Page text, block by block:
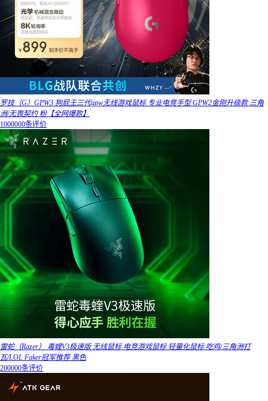
罗技（G）GPW3 狗屁王三代gpw无线游戏鼠标 专业电竞手型 GPW2金刚升级款 三角
洲/无畏契约 粉【全网爆款】
1000000条评价
雷蛇（Razer） 毒蝰V3极速版 无线鼠标 电竞游戏鼠标 轻量化鼠标 吃鸡/三角洲打
瓦/LOL Faker冠军推荐 黑色
200000条评价